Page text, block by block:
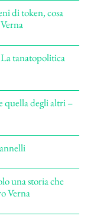
di token, cosa
tanatopolitica
quella degli altri –
una storia che
Verna